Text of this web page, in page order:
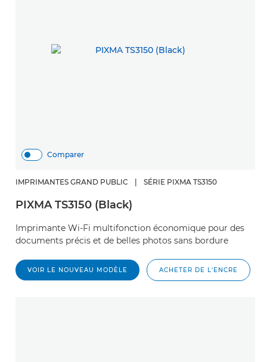
Comparer
IMPRIMANTES GRAND PUBLIC SÉRIE PIXMA TS3150
PIXMA TS3150 (Black)
Imprimante Wi-Fi multifonction économique pour des
documents précis et de belles photos sans bordure
VOIR LE NOUVEAU MODÈLE ACHETER DE L'ENCRE